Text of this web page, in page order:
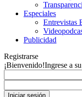
Especiales
Entrevistas
Publicidad
Registrarse
¡Bienvenido!Ingrese a